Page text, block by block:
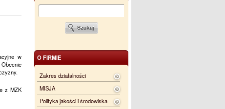
O FIRMIE
Zakres działalności
MISJA
Polityka jakości i środowiska
w
z MZK